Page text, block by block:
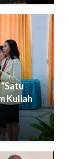
Kuliah